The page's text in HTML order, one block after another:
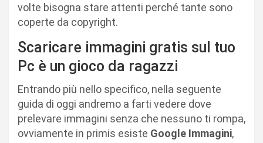
volte bisogna stare attenti perché tante sono
coperte da copyright.
Scaricare immagini gratis sul tuo
Pc è un gioco da ragazzi
Entrando più nello specifico, nella seguente
guida di oggi andremo a farti vedere dove
prelevare immagini senza che nessuno ti rompa,
ovviamente in primis esiste Google Immagini,